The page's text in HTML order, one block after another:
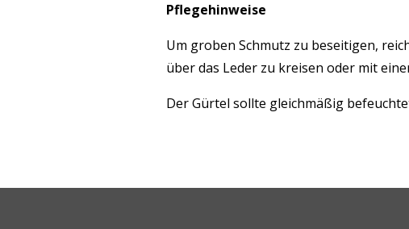
Pflegehinweise
Um groben Schmutz zu beseitigen,
über das Leder zu kreisen oder mit
Der Gürtel sollte gleichmäßig